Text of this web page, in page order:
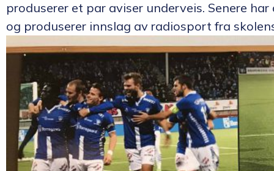
produserer et par aviser underveis. Senere
og produserer innslag av radiosport fra